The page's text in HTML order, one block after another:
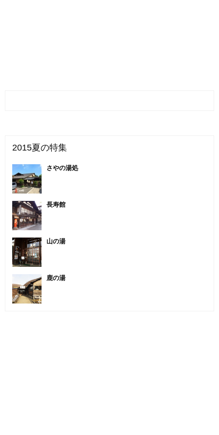
2015夏の特集
さやの湯処
長寿館
山の湯
鹿の湯